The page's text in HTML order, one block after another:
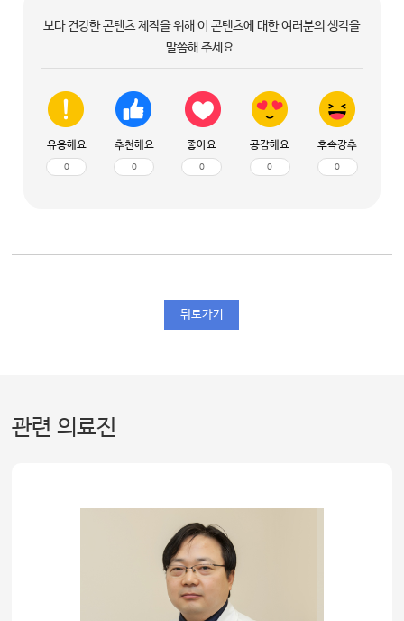
보다 건강한 콘텐츠 제작을 위해 이 콘텐츠에 대한 여러분의 생각을
말씀해 주세요.
유용해요
0
추천해요
0
좋아요
0
공감해요
0
후속강추
0
뒤로가기
관련 의료진